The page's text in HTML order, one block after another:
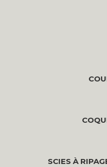
SCIES À